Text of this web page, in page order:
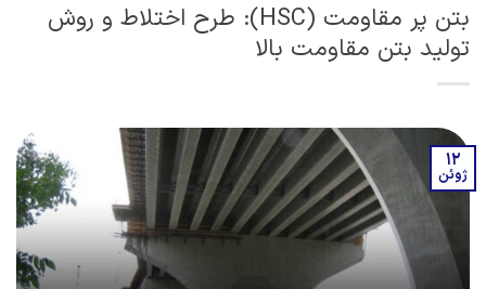
بتن پر مقاومت (HSC): طرح اختلاط و روش
تولید بتن مقاومت بالا
12
ژوئن